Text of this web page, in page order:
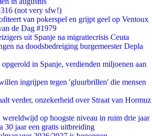
(not very sfw!)
van pokerspel en grijpt geel op Ventoux
de Dag #1979
uit Spanje na migratiecrisis Ceuta
na doodsbedreiging burgemeester Depla
in Spanje, verdienden miljoenen aan
ingrijpen tegen 'gluurbrillen' die mensen
verder, onzekerheid over Straat van Hormuz
wereldwijd op hoogste niveau in ruim drie jaar
30 jaar een gratis uitbreiding